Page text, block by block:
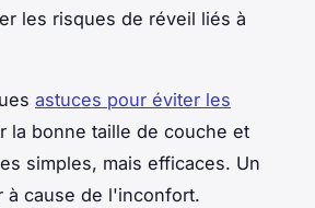
les risques de réveil liés à
astuces pour éviter les
la bonne taille de couche et
simples, mais efficaces. Un
à cause de l'inconfort.